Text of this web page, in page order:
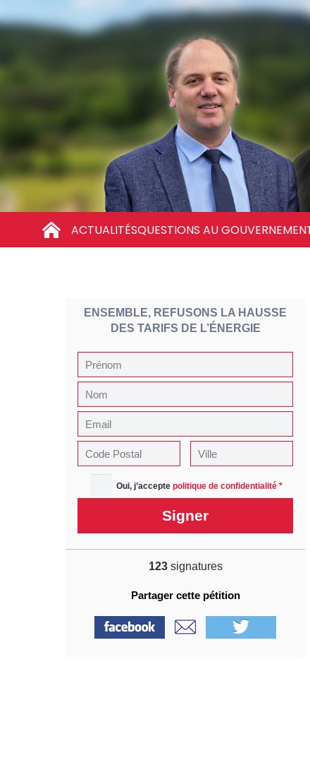
ACTUALITÉSQUESTIONS AU
ENSEMBLE, REFUSONS LA HAUSSE
DES TARIFS DE L’ÉNERGIE
Oui, j’acceptepolitique de confidentialité *
Signer
123signatures
Partager cette pétition